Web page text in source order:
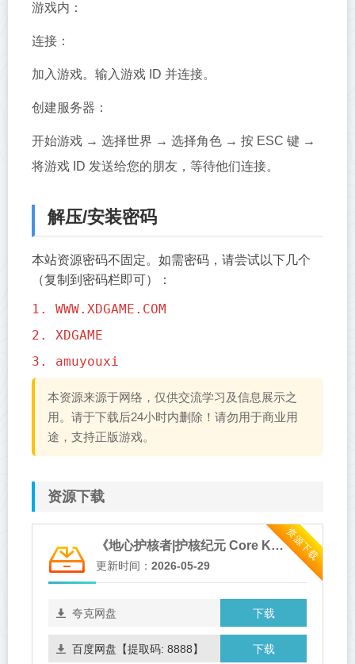
游戏内：
连接：
加入游戏。输入游戏 ID 并连接。
创建服务器：
开始游戏 → 选择世界 → 选择角色 → 按 ESC 键 →
将游戏 ID 发送给您的朋友，等待他们连接。
解压/安装密码
本站资源密码不固定。如需密码，请尝试以下几个
（复制到密码栏即可）：
1. WWW.XDGAME.COM
2. XDGAME
3. amuyouxi
本资源来源于网络，仅供交流学习及信息展示之
用。请于下载后24小时内删除！请勿用于商业用
途，支持正版游戏。
资源下载
资源下载
《地心护核者|护核纪元 Core Keeper》v1.2.1.4-送修改器免安装中文版【单机+联机】
更新时间： 2026-05-29
下载
夸克网盘
下载
百度网盘【提取码: 8888】